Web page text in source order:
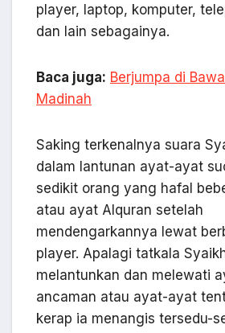
player, laptop, komputer,
dan lain sebagainya.
Baca juga: Berjumpa di
Madinah
Saking terkenalnya suara
dalam lantunan ayat-ayat
sedikit orang yang hafal
atau ayat Alquran setelah
mendengarkannya lewat
player. Apalagi tatkala
melantunkan dan melewati
ancaman atau ayat-ayat
kerap ia menangis tersedu-